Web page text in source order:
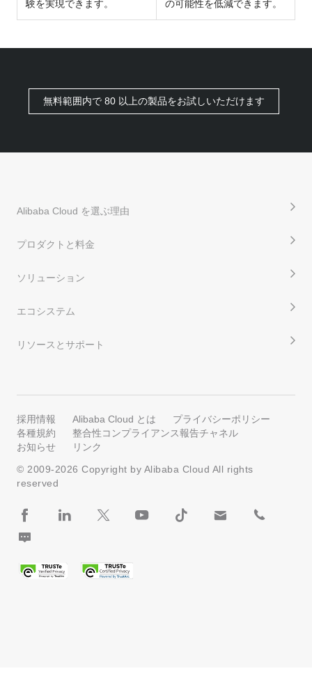
験を実現できます。
の可能性を低減できます。
無料範囲内で 80 以上の製品をお試しいただけます
Alibaba Cloud を選ぶ理由
プロダクトと料金
ソリューション
エコシステム
リソースとサポート
採用情報 Alibaba Cloud とは
プライバシーポリシー
各種規約
整合性コンプライアンス報告チャネル
お知らせ
リンク
© 2009-2026 Copyright by Alibaba Cloud All rights
reserved